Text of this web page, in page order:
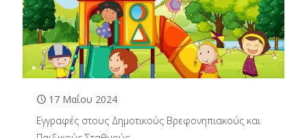
17 Μαΐου 2024
Εγγραφές στους Δημοτικούς Βρεφονηπιακούς και